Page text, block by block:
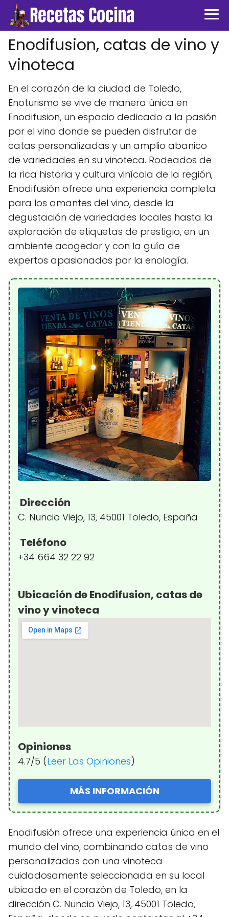
Enodifusion, catas de vino y
vinoteca
En el corazón de la ciudad de Toledo,
Enoturismo se vive de manera única en
Enodifusion, un espacio dedicado a la pasión
por el vino donde se pueden disfrutar de
catas personalizadas y un amplio abanico
de variedades en su vinoteca. Rodeados de
la rica historia y cultura vinícola de la región,
Enodifusión ofrece una experiencia completa
para los amantes del vino, desde la
degustación de variedades locales hasta la
exploración de etiquetas de prestigio, en un
ambiente acogedor y con la guía de
expertos apasionados por la enología.
Dirección
C. Nuncio Viejo, 13, 45001 Toledo, España
Teléfono
+34 664 32 22 92
Ubicación de Enodifusion, catas de
vino y vinoteca
Opiniones
4.7/5 (Leer Las Opiniones)
MÁS INFORMACIÓN
Enodifusión ofrece una experiencia única en el
mundo del vino, combinando catas de vino
personalizadas con una vinoteca
cuidadosamente seleccionada en su local
ubicado en el corazón de Toledo, en la
dirección C. Nuncio Viejo, 13, 45001 Toledo,